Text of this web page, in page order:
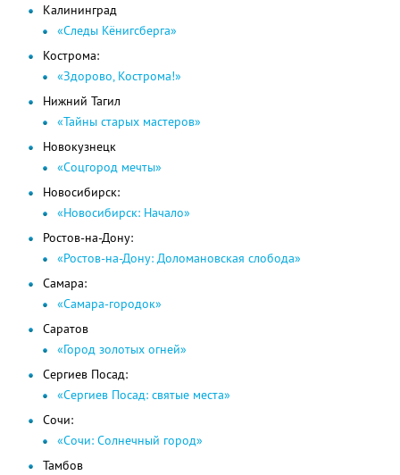
Калининград
«Следы Кёнигсберга»
Кострома:
«Здорово, Кострома!»
Нижний Тагил
«Тайны старых мастеров»
Новокузнецк
«Соцгород мечты»
Новосибирск:
«Новосибирск: Начало»
Ростов-на-Дону:
«Ростов-на-Дону: Доломановская слобода»
Самара:
«Самара-городок»
Саратов
«Город золотых огней»
Сергиев Посад:
«Сергиев Посад: святые места»
Сочи:
«Сочи: Солнечный город»
Тамбов